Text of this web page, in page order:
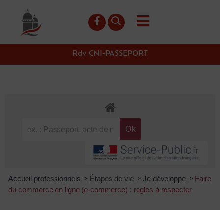
principal
Rdv CNI-PASSEPORT
Accueil professionnels > Étapes de vie > Je développe > Faire
du commerce en ligne (e-commerce) : règles à respecter